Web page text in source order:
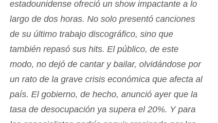
estadounidense ofreció un show impactante a lo
largo de dos horas. No solo presentó canciones
de su último trabajo discográfico, sino que
también repasó sus hits. El público, de este
modo, no dejó de cantar y bailar, olvidándose por
un rato de la grave crisis económica que afecta al
país. El gobierno, de hecho, anunció ayer que la
tasa de desocupación ya supera el 20%. Y para